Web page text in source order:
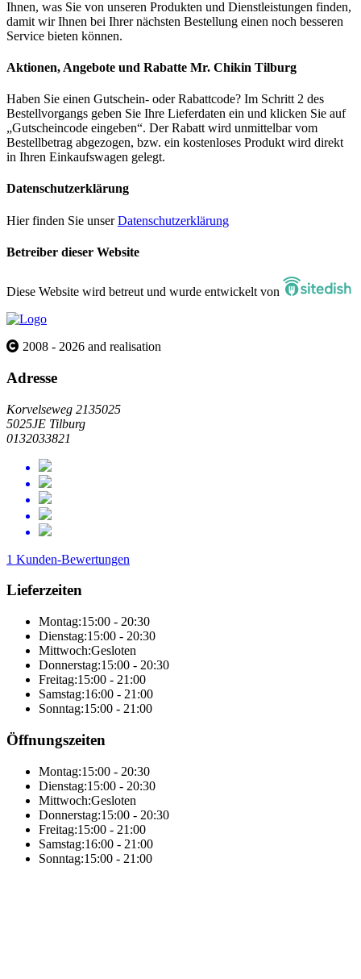
Ihnen, was Sie von unseren Produkten und Dienstleistungen finden,
damit wir Ihnen bei Ihrer nächsten Bestellung einen noch besseren
Service bieten können.
Aktionen, Angebote und Rabatte Mr. Chikin Tilburg
Haben Sie einen Gutschein- oder Rabattcode? Im Schritt 2 des
Bestellvorgangs geben Sie Ihre Lieferdaten ein und klicken Sie auf
„Gutscheincode eingeben“. Der Rabatt wird unmittelbar vom
Bestellbetrag abgezogen, bzw. ein kostenloses Produkt wird direkt
in Ihren Einkaufswagen gelegt.
Datenschutzerklärung
Hier finden Sie unserDatenschutzerklärung
Betreiber dieser Website
Diese Website wird betreut und wurde entwickelt von
2008 - 2026 and realisation
Adresse
Korvelseweg 2135025
5025JE Tilburg
0132033821
1 Kunden-Bewertungen
Lieferzeiten
Montag:15:00 - 20:30
Dienstag:15:00 - 20:30
Mittwoch:Gesloten
Donnerstag:15:00 - 20:30
Freitag:15:00 - 21:00
Samstag:16:00 - 21:00
Sonntag:15:00 - 21:00
Öffnungszeiten
Montag:15:00 - 20:30
Dienstag:15:00 - 20:30
Mittwoch:Gesloten
Donnerstag:15:00 - 20:30
Freitag:15:00 - 21:00
Samstag:16:00 - 21:00
Sonntag:15:00 - 21:00